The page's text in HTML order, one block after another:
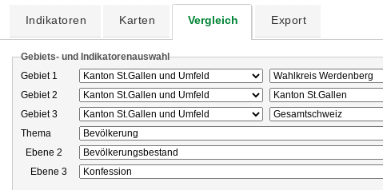
Indikatoren Karten Vergleich Export
Gebiets- und Indikatorenauswahl
Gebiet 1
Gebiet 2
Gebiet 3
Thema
Ebene 2
Ebene 3